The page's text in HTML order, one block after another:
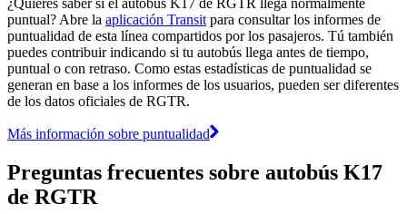
¿Quieres saber si el autobús K17 de RGTR llega normalmente
puntual? Abre la aplicación Transit para consultar los informes de
puntualidad de esta línea compartidos por los pasajeros. Tú también
puedes contribuir indicando si tu autobús llega antes de tiempo,
puntual o con retraso. Como estas estadísticas de puntualidad se
generan en base a los informes de los usuarios, pueden ser diferentes
de los datos oficiales de RGTR.
Más información sobre puntualidad
Preguntas frecuentes sobre autobús K17
de RGTR